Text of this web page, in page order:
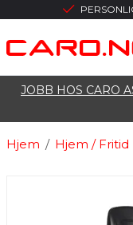
JOBB HOS CARO
/
Hjem Hjem / Fritid